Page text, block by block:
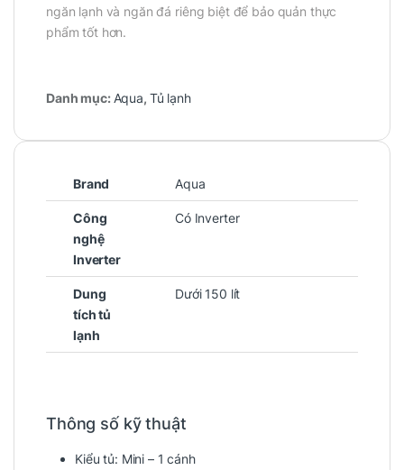
ngăn lạnh và ngăn đá riêng biệt để bảo quản thực
phẩm tốt hơn.
Danh mục: Aqua, Tủ lạnh
Brand Aqua
Công
nghệ
Inverter
Có Inverter
Dung
tích tủ
lạnh
Dưới 150 lít
Thông số kỹ thuật
Kiểu tủ: Mini – 1 cánh